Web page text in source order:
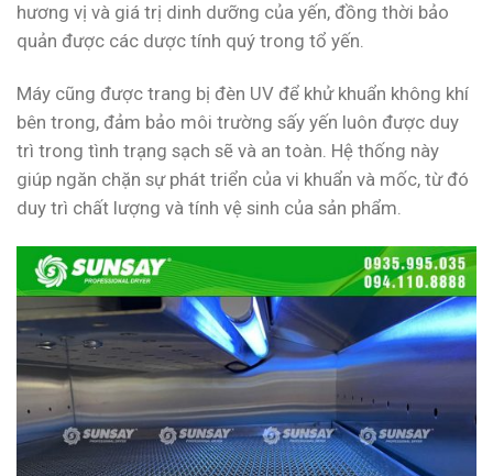
hương vị và giá trị dinh dưỡng của yến, đồng thời bảo
quản được các dược tính quý trong tổ yến.
Máy cũng được trang bị đèn UV để khử khuẩn không khí
bên trong, đảm bảo môi trường sấy yến luôn được duy
trì trong tình trạng sạch sẽ và an toàn. Hệ thống này
giúp ngăn chặn sự phát triển của vi khuẩn và mốc, từ đó
duy trì chất lượng và tính vệ sinh của sản phẩm.